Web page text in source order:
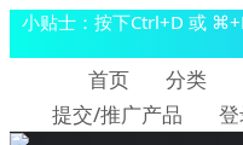
小贴士：按下Ctrl+D 或
首页 分类
提交/推广产品